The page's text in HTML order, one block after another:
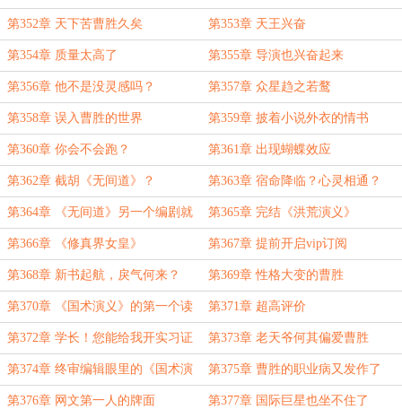
第352章 天下苦曹胜久矣 第353章 天王兴奋
第354章 质量太高了 第355章 导演也兴奋起来
第356章 他不是没灵感吗？ 第357章 众星趋之若鹜
第358章 误入曹胜的世界 第359章 披着小说外衣的情书
第360章 你会不会跑？ 第361章 出现蝴蝶效应
第362章 截胡《无间道》？ 第363章 宿命降临？心灵相通？
第364章 《无间道》另一个编剧就
位
第365章 完结《洪荒演义》
第366章 《修真界女皇》 第367章 提前开启vip订阅
第368章 新书起航，戾气何来？ 第369章 性格大变的曹胜
第370章 《国术演义》的第一个读
者
第371章 超高评价
第372章 学长！您能给我开实习证
明吗？
第373章 老天爷何其偏爱曹胜
第374章 终审编辑眼里的《国术演
义》
第375章 曹胜的职业病又发作了
第376章 网文第一人的牌面 第377章 国际巨星也坐不住了